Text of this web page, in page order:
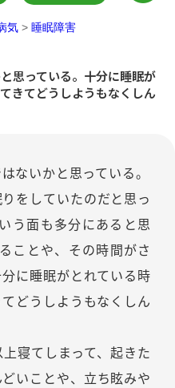
気 > 睡眠障害
思っている。十分に睡眠が
きてどうしようもなくしん
ないかと思っている。
をしていたのだと思っ
う面も多分にあると思
ことや、その時間がさ
に睡眠がとれている時
どうしようもなくしん
寝てしまって、起きた
いことや、立ち眩みや